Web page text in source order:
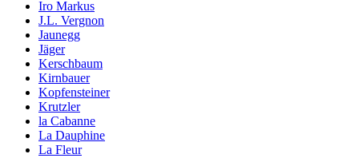
Iro Markus
J.L. Vergnon
Jaunegg
Jäger
Kerschbaum
Kirnbauer
Kopfensteiner
Krutzler
la Cabanne
La Dauphine
La Fleur